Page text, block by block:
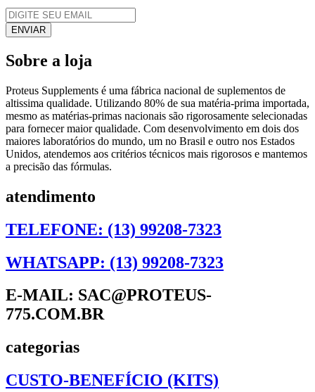
Sobre a loja
Proteus Supplements é uma fábrica nacional de suplementos de
altissima qualidade. Utilizando 80% de sua matéria-prima importada,
mesmo as matérias-primas nacionais são rigorosamente selecionadas
para fornecer maior qualidade. Com desenvolvimento em dois dos
maiores laboratórios do mundo, um no Brasil e outro nos Estados
Unidos, atendemos aos critérios técnicos mais rigorosos e mantemos
a precisão das fórmulas.
atendimento
TELEFONE: (13) 99208-7323
WHATSAPP: (13) 99208-7323
E-MAIL: SAC@PROTEUS-
775.COM.BR
categorias
CUSTO-BENEFÍCIO (KITS)